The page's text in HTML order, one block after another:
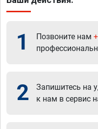
1 Позвоните нам
2
Запишитесь на
к нам в сервис